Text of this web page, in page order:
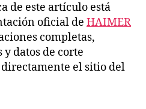
de este artículo está
oficial de HAIMER
completas,
y datos de corte
el sitio del